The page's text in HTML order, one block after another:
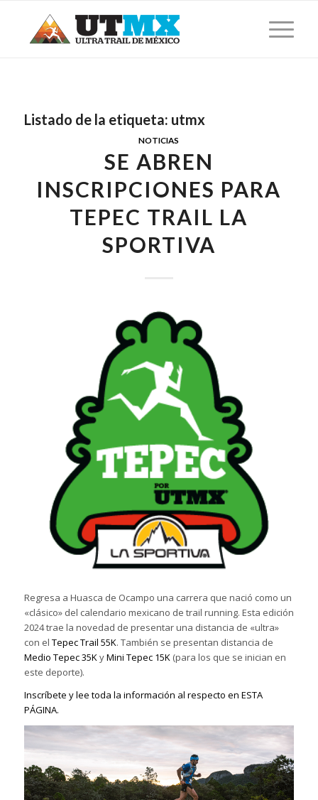
Listado de la etiqueta: utmx
NOTICIAS
SE ABREN
INSCRIPCIONES PARA
TEPEC TRAIL LA
SPORTIVA
Regresa a Huasca de Ocampo una carrera que nació como un
«clásico» del calendario mexicano de trail running. Esta edición
2024 trae la novedad de presentar una distancia de «ultra»
con el Tepec Trail 55K. También se presentan distancia de
Medio Tepec 35KyMini Tepec 15K(para los que se inician en
este deporte).
Inscríbete y lee toda la información al respecto en ESTA
PÁGINA.